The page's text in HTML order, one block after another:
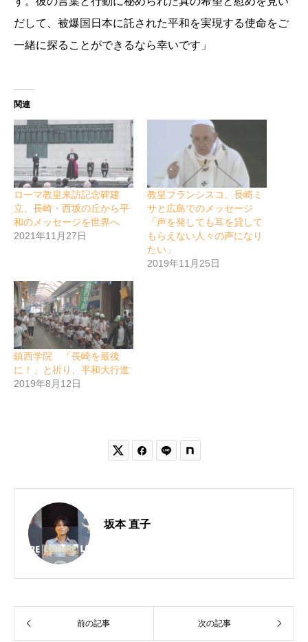
だして、被爆国日本に託された平和を実現する使命をご
一緒に探ることができるなら幸いです」
関連
ローマ教皇来訪記念碑建
立、長崎・西坂の丘から平
和のメッセージを世界へ
2021年11月27日
教皇フランシスコ、長崎ミ
サと広島でのメッセージ
「声を発しても耳を貸して
もらえない人々の声になり
たい」
2019年11月25日
鎮西学院 「長崎を最後
に！」と祈り、平和大行進
2019年8月12日
 
坂本 直子
前の記事 次の記事